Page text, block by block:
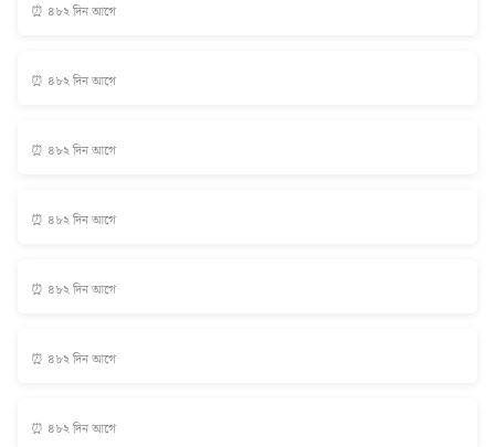
⏰ ৪৮২ দিন আগে
⏰ ৪৮২ দিন আগে
⏰ ৪৮২ দিন আগে
⏰ ৪৮২ দিন আগে
⏰ ৪৮২ দিন আগে
⏰ ৪৮২ দিন আগে
⏰ ৪৮২ দিন আগে